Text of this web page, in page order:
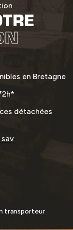
en Bretagne
détachées
transporteur